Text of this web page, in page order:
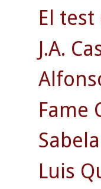
El
J.A.
Fame
Luis